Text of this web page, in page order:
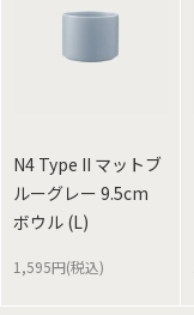
N4 Type II マットブ
ルーグレー 9.5cm
ボウル (L)
1,595円(税込)